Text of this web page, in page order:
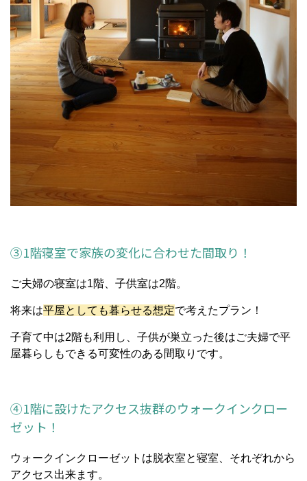
③1階寝室で家族の変化に合わせた間取り！
ご夫婦の寝室は1階、子供室は2階。
将来は平屋としても暮らせる想定で考えたプラン！
子育て中は2階も利用し、子供が巣立った後はご夫婦で平
屋暮らしもできる可変性のある間取りです。
④1階に設けたアクセス抜群のウォークインクロー
ゼット！
ウォークインクローゼットは脱衣室と寝室、それぞれから
アクセス出来ます。